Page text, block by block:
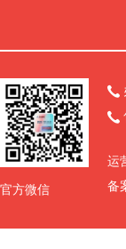
官方微信


运
备